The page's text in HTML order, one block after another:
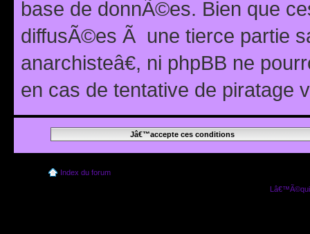
base de donnÃ©es. Bien que
diffusÃ©es Ã une tierce partie
anarchisteâ€, ni phpBB ne
en cas de tentative de piratage
Index du forum